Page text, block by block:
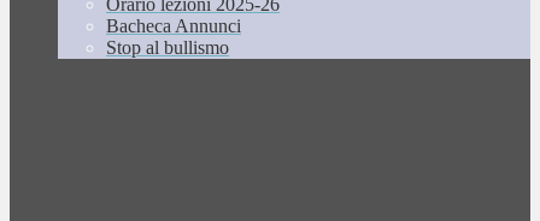
Orario lezioni 2025-26
Bacheca Annunci
Stop al bullismo